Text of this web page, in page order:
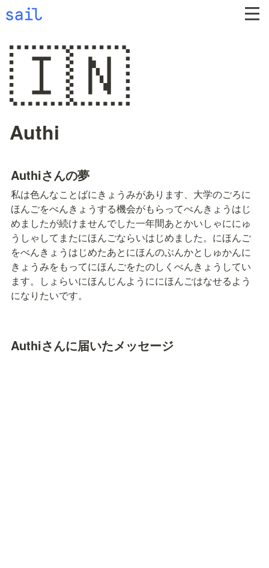
🇮🇳
Authi
Authiさんの夢
私は色んなことばにきょうみがあります、大学のごろに
ほんごをべんきょうする機会がもらってべんきょうはじ
めましたが続けませんでした一年間あとかいしゃににゅ
うしゃしてまたにほんごならいはじめました。にほんご
をべんきょうはじめたあとにほんのぶんかとしゅかんに
きょうみをもってにほんごをたのしくべんきょうしてい
ます。しょらいにほんじんようににほんごはなせるよう
になりたいです。
Authiさんに届いたメッセージ